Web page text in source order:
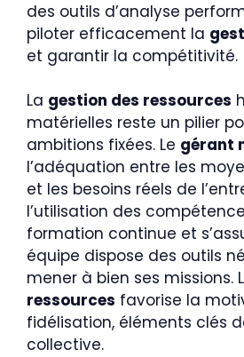
des outils d’analyse
piloter efficacement la
et garantir la compétitivité.
La gestion des ressources
matérielles reste un pilier
ambitions fixées. Le gérant
l’adéquation entre les
et les besoins réels de
l’utilisation des
formation continue et
équipe dispose des outils
mener à bien ses missions.
ressources favorise la
fidélisation, éléments clés
collective.